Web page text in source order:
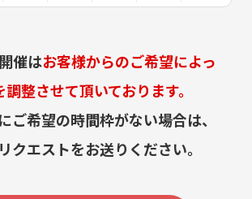
催はお客様からのご希望によっ
調整させて頂いております。
ご希望の時間枠がない場合は、
クエストをお送りください。